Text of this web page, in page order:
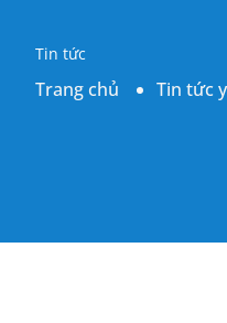
Tin tức
Trang chủ Tin tức